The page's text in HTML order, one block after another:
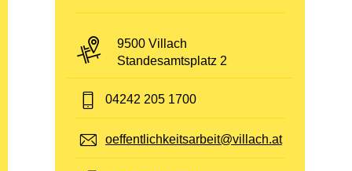
PLZ und Ort:
9500 Villach
Adresse:
Standesamtsplatz 2
Telefon:
04242 205 1700
E-Mail:
oeffentlichkeitsarbeit@villach.at